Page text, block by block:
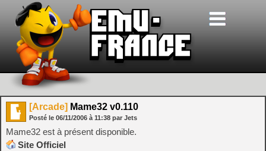
[Arcade] Mame32 v0.110
Posté le 06/11/2006 à 11:38 par Jets
Mame32 est à présent disponible.
Site Officiel